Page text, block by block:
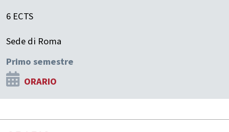
6 ECTS
Sede di Roma
Primo semestre
ORARIO